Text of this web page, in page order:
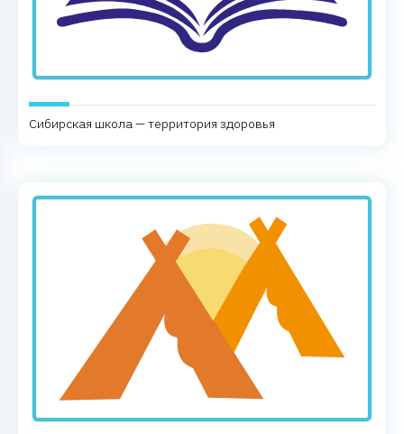
Сибирская школа — территория здоровья